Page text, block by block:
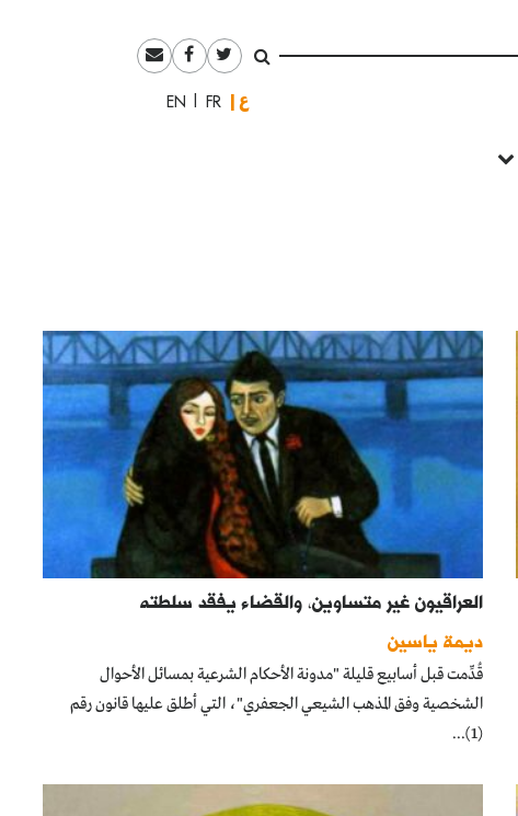
العربيةFrançais
English
العراقيون غير متساوين، والقضاء يفقد سلطته
ديمة ياسين
قُدِّمت قبل أسابيع قليلة "مدونة الأحكام الشرعية بمسائل الأحوال
الشخصية وفق المذهب الشيعي الجعفري"، التي أطلق عليها قانون رقم
(1)...